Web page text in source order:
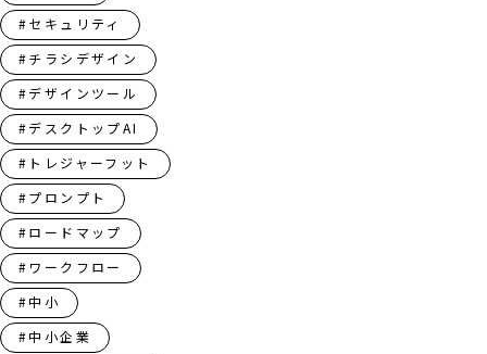
#セキュリティ
#チラシデザイン
#デザインツール
#デスクトップAI
#トレジャーフット
#プロンプト
#ロードマップ
#ワークフロー
#中小
#中小企業